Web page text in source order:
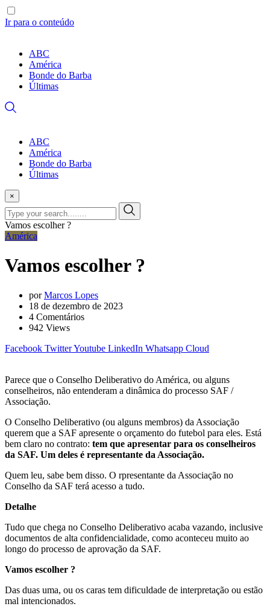
Ir para o conteúdo
ABC
América
Bonde do Barba
Últimas
ABC
América
Bonde do Barba
Últimas
×
Vamos escolher ?
América
Vamos escolher ?
porMarcos Lopes
18 de dezembro de 2023
4 Comentários
942 Views
Facebook TwitterYoutube LinkedIn Whatsapp Cloud
Parece que o Conselho Deliberativo do América, ou alguns
conselheiros, não entenderam a dinâmica do processo SAF /
Associação.
O Conselho Deliberativo (ou alguns membros) da Associação
querem que a SAF apresente o orçamento do futebol para eles. Está
bem claro no contrato: tem que apresentar para os conselheiros
da SAF. Um deles é representante da Associação.
Quem leu, sabe bem disso. O rpresentante da Associação no
Conselho da SAF terá acesso a tudo.
Detalhe
Tudo que chega no Conselho Deliberativo acaba vazando, inclusive
documentos de alta confidencialidade, como aconteceu muito ao
longo do processo de aprovação da SAF.
Vamos escolher ?
Das duas uma, ou os caras tem dificuldade de interpretação ou estão
mal intencionados.